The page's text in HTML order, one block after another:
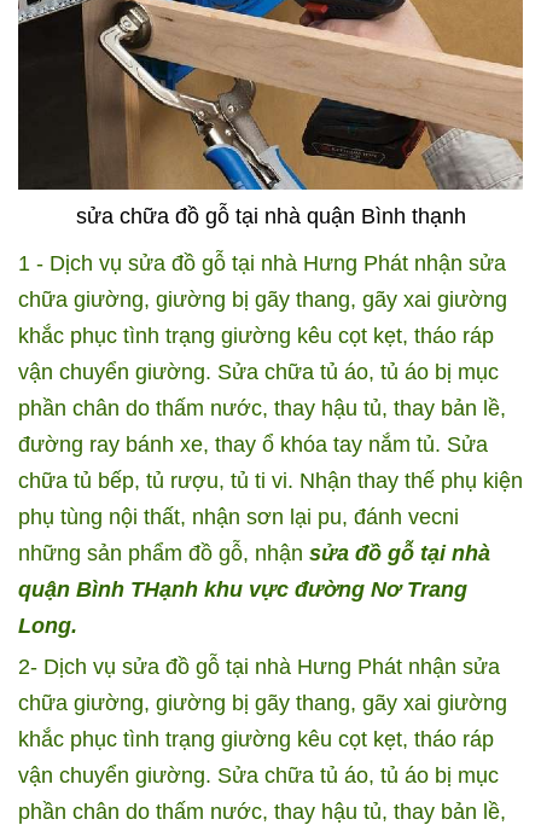
sửa chữa đồ gỗ tại nhà quận Bình thạnh
1 - Dịch vụ sửa đồ gỗ tại nhà Hưng Phát nhận sửa
chữa giường, giường bị gãy thang, gãy xai giường
khắc phục tình trạng giường kêu cọt kẹt, tháo ráp
vận chuyển giường. Sửa chữa tủ áo, tủ áo bị mục
phần chân do thấm nước, thay hậu tủ, thay bản lề,
đường ray bánh xe, thay ổ khóa tay nắm tủ. Sửa
chữa tủ bếp, tủ rượu, tủ ti vi. Nhận thay thế phụ kiện
phụ tùng nội thất, nhận sơn lại pu, đánh vecni
những sản phẩm đồ gỗ, nhận sửa đồ gỗ tại nhà
quận Bình THạnh khu vực đường Nơ Trang
Long.
2- Dịch vụ sửa đồ gỗ tại nhà Hưng Phát nhận sửa
chữa giường, giường bị gãy thang, gãy xai giường
khắc phục tình trạng giường kêu cọt kẹt, tháo ráp
vận chuyển giường. Sửa chữa tủ áo, tủ áo bị mục
phần chân do thấm nước, thay hậu tủ, thay bản lề,